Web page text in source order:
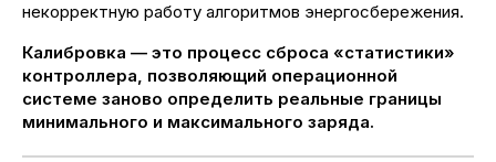
некорректную работу алгоритмов энергосбережения.
Калибровка — это процесс сброса «статистики»
контроллера, позволяющий операционной
системе заново определить реальные границы
минимального и максимального заряда.